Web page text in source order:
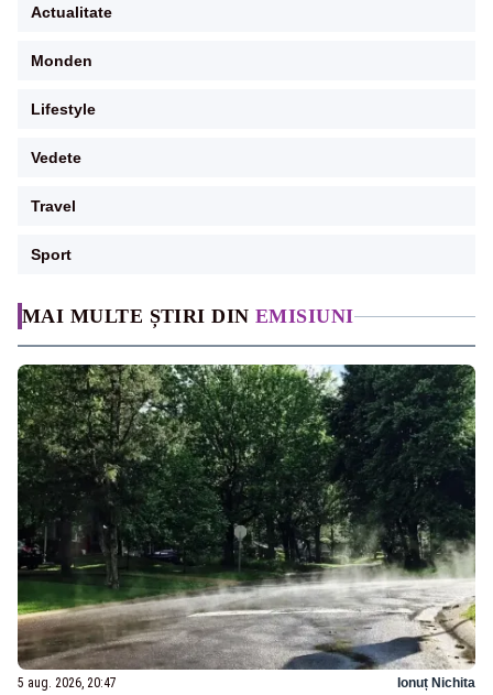
MAI MULTE ȘTIRI DIN EMISIUNI
5 aug. 2026, 20:47 Ionuț Nichita
Actualitate
Monden
Lifestyle
Vedete
Travel
Sport